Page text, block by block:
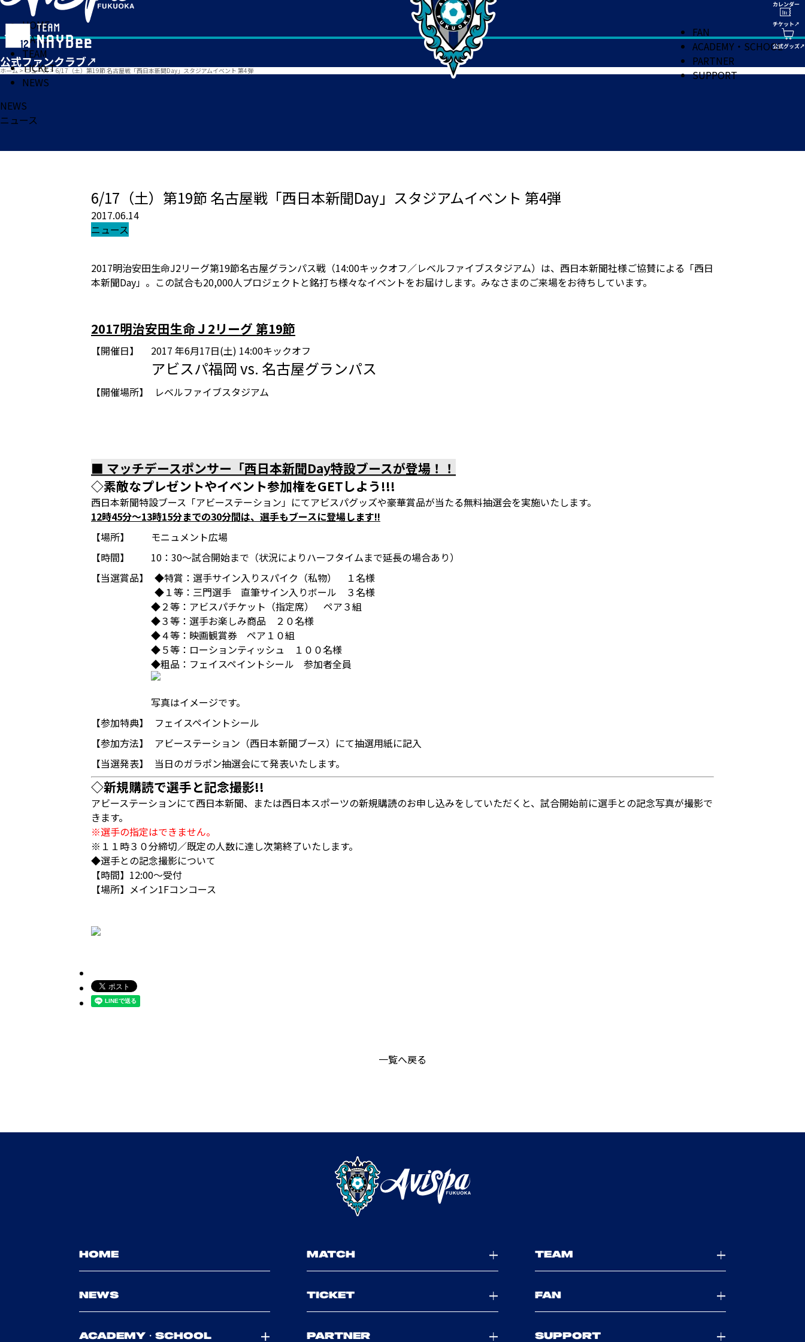
HOME
MATCH
TEAM
TICKET
NEWS
FAN
ACADEMY・SCHOOL
PARTNER
SUPPORT
ホーム > ニュース> 6/17（土）第19節 名古屋戦「西日本新聞Day」スタジアムイベント 第4弾
NEWS
ニュース
6/17（土）第19節 名古屋戦「西日本新聞Day」スタジアムイベント 第4弾
2017.06.14
ニュース
2017明治安田生命J2リーグ第19節名古屋グランパス戦（14:00キックオフ／レベルファイブスタジアム）は、西日本新聞社様ご協賛による「西日
本新聞Day」。この試合も20,000人プロジェクトと銘打ち様々なイベントをお届けします。みなさまのご来場をお待ちしています。
2017明治安田生命Ｊ2リーグ 第19節
【開催日】 2017 年6月17日(土) 14:00キックオフ
アビスパ福岡 vs. 名古屋グランパス
【開催場所】 レベルファイブスタジアム
■ マッチデースポンサー「西日本新聞Day特設ブースが登場！！
◇素敵なプレゼントやイベント参加権をGETしよう!!!
西日本新聞特設ブース「アビーステーション」にてアビスパグッズや豪華賞品が当たる無料抽選会を実施いたします。
12時45分～13時15分までの30分間は、選手もブースに登場します!!
【場所】
モニュメント広場
【時間】
10：30～試合開始まで（状況によりハーフタイムまで延長の場合あり）
【当選賞品】
◆特賞：選手サイン入りスパイク（私物） １名様
◆１等：三門選手 直筆サイン入りボール ３名様
◆２等：アビスパチケット（指定席） ペア３組
◆３等：選手お楽しみ商品 ２０名様
◆４等：映画観賞券 ペア１０組
◆５等：ローションティッシュ １００名様
◆粗品：フェイスペイントシール 参加者全員
写真はイメージです。
【参加特典】
フェイスペイントシール
【参加方法】
アビーステーション（西日本新聞ブース）にて抽選用紙に記入
【当選発表】
当日のガラポン抽選会にて発表いたします。
◇新規購読で選手と記念撮影!!
アビーステーションにて西日本新聞、または西日本スポーツの新規購読のお申し込みをしていただくと、試合開始前に選手との記念写真が撮影で
きます。
※選手の指定はできません。
※１１時３０分締切／既定の人数に達し次第終了いたします。
◆選手との記念撮影について
【時間】12:00～受付
【場所】メイン1Fコンコース
一覧へ戻る
HOME MATCH TEAM
NEWS TICKET FAN
ACADEMY・SCHOOL PARTNER SUPPORT